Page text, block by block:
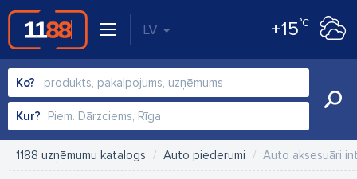
LV +15°C
Ko?
Kur?
1188 uzņēmumu katalogs Auto piederumi Auto aksesuāri